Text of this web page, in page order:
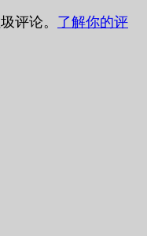
评论。 了解你的评